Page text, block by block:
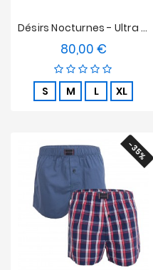
Désirs Nocturnes - Ultra Body
80,00 €Preis
S M L XL
-35%